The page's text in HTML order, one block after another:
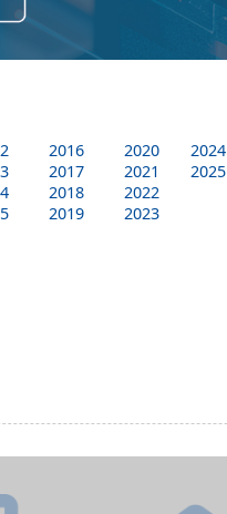
2016 2020
2024
2017 2021
2025
2018
2022
2019 2023